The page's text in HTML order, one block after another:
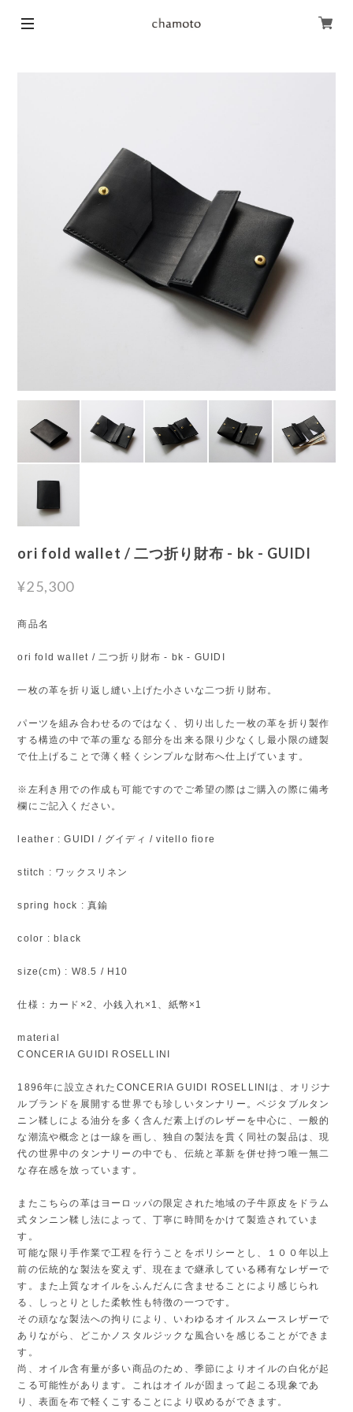
ori fold wallet / 二つ折り財布 - bk - GUIDI
¥25,300
商品名
ori fold wallet / 二つ折り財布 - bk - GUIDI
一枚の革を折り返し縫い上げた小さいな二つ折り財布。
パーツを組み合わせるのではなく、切り出した一枚の革を折り製作
する構造の中で革の重なる部分を出来る限り少なくし最小限の縫製
で仕上げることで薄く軽くシンプルな財布へ仕上げています。
※左利き用での作成も可能ですのでご希望の際はご購入の際に備考
欄にご記入ください。
leather : GUIDI / グイディ / vitello fiore
stitch : ワックスリネン
spring hock : 真鍮
color : black
size(cm) : W8.5 / H10
仕様：カード×2、小銭入れ×1、紙幣×1
material
CONCERIA GUIDI ROSELLINI
1896年に設立されたCONCERIA GUIDI ROSELLINIは、オリジナ
ルブランドを展開する世界でも珍しいタンナリー。ベジタブルタン
ニン鞣しによる油分を多く含んだ素上げのレザーを中心に、一般的
な潮流や概念とは一線を画し、独自の製法を貫く同社の製品は、現
代の世界中のタンナリーの中でも、伝統と革新を併せ持つ唯一無二
な存在感を放っています。
またこちらの革はヨーロッパの限定された地域の子牛原皮をドラム
式タンニン鞣し法によって、丁寧に時間をかけて製造されていま
す。
可能な限り手作業で工程を行うことをポリシーとし、１００年以上
前の伝統的な製法を変えず、現在まで継承している稀有なレザーで
す。また上質なオイルをふんだんに含ませることにより感じられ
る、しっとりとした柔軟性も特徴の一つです。
その頑なな製法への拘りにより、いわゆるオイルスムースレザーで
ありながら、どこかノスタルジックな風合いを感じることができま
す。
尚、オイル含有量が多い商品のため、季節によりオイルの白化が起
こる可能性があります。これはオイルが固まって起こる現象であ
り、表面を布で軽くこすることにより収めるができます。